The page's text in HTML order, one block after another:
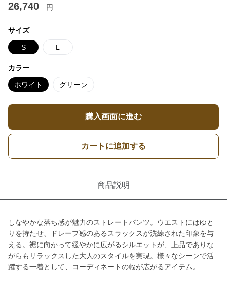
26,740 円
サイズ
S L
カラー
ホワイト グリーン
購入画面に進む
カートに追加する
商品説明
しなやかな落ち感が魅力のストレートパンツ。ウエストにはゆと
りを持たせ、ドレープ感のあるスラックスが洗練された印象を与
える。裾に向かって緩やかに広がるシルエットが、上品でありな
がらもリラックスした大人のスタイルを実現。様々なシーンで活
躍する一着として、コーディネートの幅が広がるアイテム。